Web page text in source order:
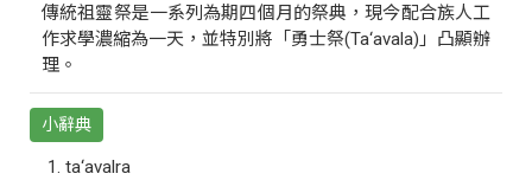
傳統祖靈祭是一系列為期四個月的祭典，現今配合族人工
作求學濃縮為一天，並特別將「勇士祭(Ta‘avala)」凸顯辦
理。
小辭典
ta‘avalra